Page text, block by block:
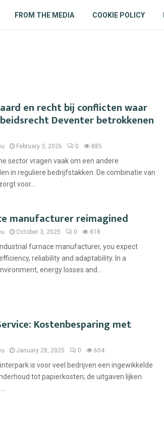
FROM THE MEDIA COOKIE POLICY
en recht bij conflicten waar
Deventer betrokkenen
February 3, 2026 0 885
sector vragen vaak om een andere
in reguliere bedrijfstakken. De combinatie van
voor...
manufacturer reimagined
October 3, 2025 0 818
furnace manufacturer, you expect
reliability and adaptability. In a
energy losses and...
Kostenbesparing met
January 28, 2025 0 604
is voor veel bedrijven een ingewikkelde
tot papierkosten; de uitgaven lijken